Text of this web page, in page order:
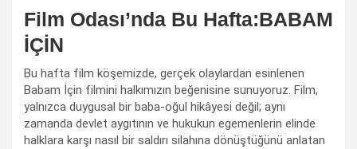
Film Odası’nda Bu Hafta:BABAM
İÇİN
Bu hafta film köşemizde, gerçek olaylardan esinlenen
Babam İçin filmini halkımızın beğenisine sunuyoruz. Film,
yalnızca duygusal bir baba-oğul hikâyesi değil; aynı
zamanda devlet aygıtının ve hukukun egemenlerin elinde
halklara karşı nasıl bir saldırı silahına dönüştüğünü anlatan